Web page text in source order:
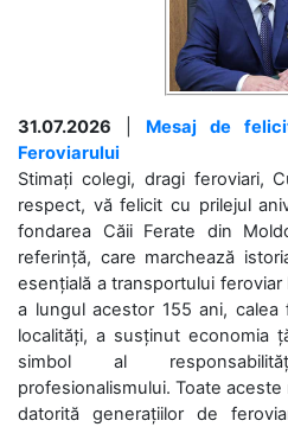
31.07.2026
Mesaj de
Feroviarului
Stimați colegi, dragi feroviari,
respect, vă felicit cu prilejul
fondarea Căii Ferate din
referință, care marchează
esențială a transportului
a lungul acestor 155 ani,
localități, a susținut economia
simbol al
profesionalismului. Toate
datorită generațiilor de